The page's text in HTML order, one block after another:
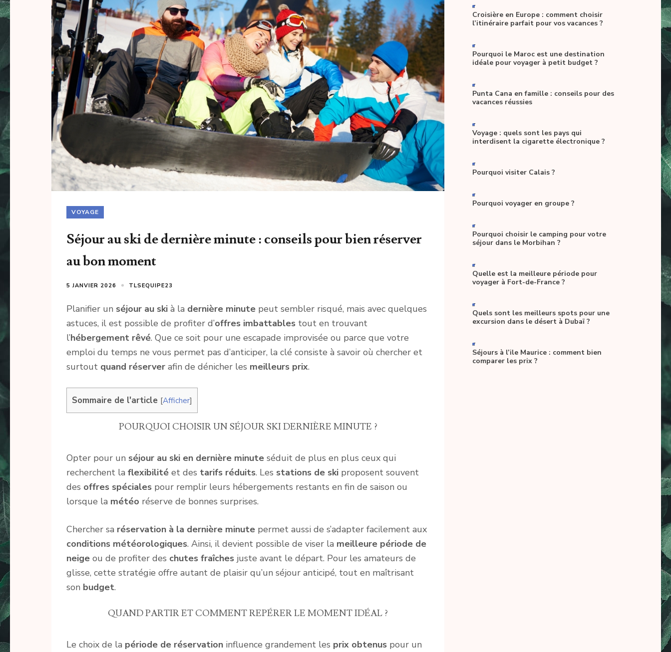
VOYAGE
Séjour au ski de dernière minute : conseils pour bien réserver
au bon moment
5 JANVIER 2026 TLSEQUIPE23
Planifier un séjour au ski à la dernière minute peut sembler risqué, mais avec quelques
astuces, il est possible de profiter d’offres imbattables tout en trouvant
l’hébergement rêvé. Que ce soit pour une escapade improvisée ou parce que votre
emploi du temps ne vous permet pas d’anticiper, la clé consiste à savoir où chercher et
surtout quand réserver afin de dénicher les meilleurs prix.
Sommaire de l'article [Afficher]
POURQUOI CHOISIR UN SÉJOUR SKI DERNIÈRE MINUTE ?
Opter pour un séjour au ski en dernière minute séduit de plus en plus ceux qui
recherchent la flexibilité et des tarifs réduits. Les stations de ski proposent souvent
des offres spéciales pour remplir leurs hébergements restants en fin de saison ou
lorsque la météo réserve de bonnes surprises.
Chercher sa réservation à la dernière minute permet aussi de s’adapter facilement aux
conditions météorologiques. Ainsi, il devient possible de viser la meilleure période de
neige ou de profiter des chutes fraîches juste avant le départ. Pour les amateurs de
glisse, cette stratégie offre autant de plaisir qu’un séjour anticipé, tout en maîtrisant
son budget.
QUAND PARTIR ET COMMENT REPÉRER LE MOMENT IDÉAL ?
Le choix de la période de réservation influence grandement les prix obtenus pour un
-
Croisière en Europe : comment choisir
l’itinéraire parfait pour vos vacances ?
-
Pourquoi le Maroc est une destination
idéale pour voyager à petit budget ?
-
Punta Cana en famille : conseils pour des
vacances réussies
-
Voyage : quels sont les pays qui
interdisent la cigarette électronique ?
-
Pourquoi visiter Calais ?
-
Pourquoi voyager en groupe ?
-
Pourquoi choisir le camping pour votre
séjour dans le Morbihan ?
-
Quelle est la meilleure période pour
voyager à Fort-de-France ?
-
Quels sont les meilleurs spots pour une
excursion dans le désert à Dubaï ?
-
Séjours à l’ile Maurice : comment bien
comparer les prix ?